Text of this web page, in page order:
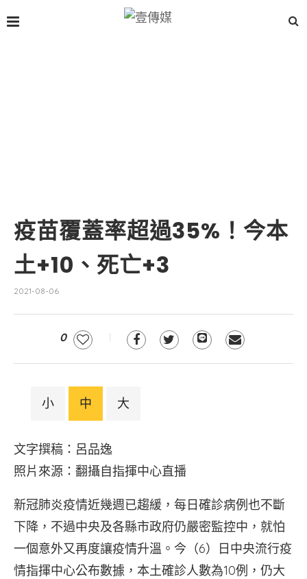
疫苗覆蓋率超過35%！今本
土+10、死亡+3
2021-08-06
0
小 中 大
文字撰稿：呂品逸
照片來源：翻攝自指揮中心直播
新冠肺炎疫情近幾週已趨緩，每日確診病例也不斷
下降，不過中央及各縣市政府仍嚴密監控中，就怕
一個意外又再度讓疫情升溫。今（6）日中央流行疫
情指揮中心公布數據，本土確診人數為10例，仍大